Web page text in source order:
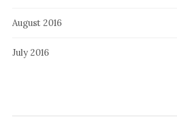
August 2016
July 2016